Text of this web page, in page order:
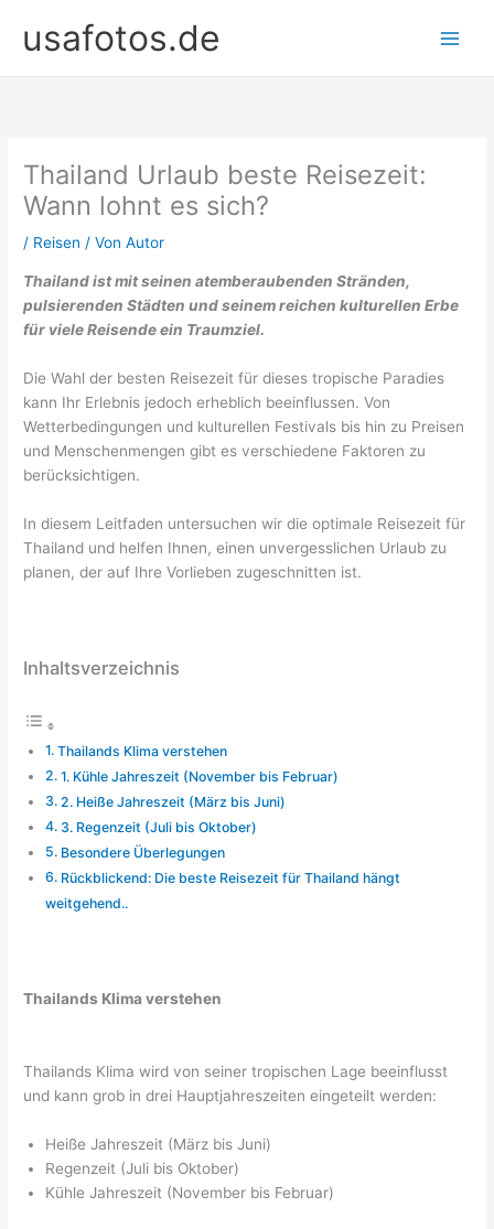
Inhaltusafotos.de
Thailand Urlaub beste Reisezeit:
Wann lohnt es sich?
/ Reisen / VonAutor
Thailand ist mit seinen atemberaubenden Stränden,
pulsierenden Städten und seinem reichen kulturellen Erbe
für viele Reisende ein Traumziel.
Die Wahl der besten Reisezeit für dieses tropische Paradies
kann Ihr Erlebnis jedoch erheblich beeinflussen. Von
Wetterbedingungen und kulturellen Festivals bis hin zu Preisen
und Menschenmengen gibt es verschiedene Faktoren zu
berücksichtigen.
In diesem Leitfaden untersuchen wir die optimale Reisezeit für
Thailand und helfen Ihnen, einen unvergesslichen Urlaub zu
planen, der auf Ihre Vorlieben zugeschnitten ist.
Inhaltsverzeichnis
Thailands Klima verstehen
1. Kühle Jahreszeit (November bis Februar)
2. Heiße Jahreszeit (März bis Juni)
3. Regenzeit (Juli bis Oktober)
Besondere Überlegungen
Rückblickend: Die beste Reisezeit für Thailand hängt
weitgehend..
Thailands Klima verstehen
Thailands Klima wird von seiner tropischen Lage beeinflusst
und kann grob in drei Hauptjahreszeiten eingeteilt werden:
Heiße Jahreszeit (März bis Juni)
Regenzeit (Juli bis Oktober)
Kühle Jahreszeit (November bis Februar)